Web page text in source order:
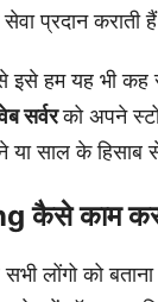
प्रदान कराती
इसे हम यह भी
सर्वरको अपने
या साल के हिसाब
कैसे काम
सभी लोंगो को